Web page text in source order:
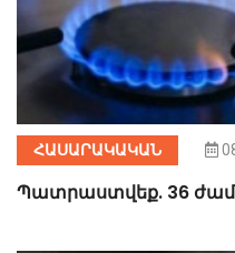
ՀԱՍԱՐԱԿԱԿԱՆ
Պատրաստվեք. 36 ժամ